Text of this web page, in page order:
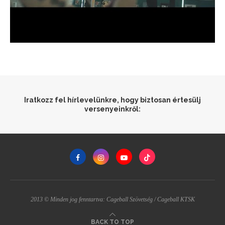
Iratkozz fel hírlevelünkre, hogy biztosan értesülj
versenyeinkről:
2013 © Minden jog fenntartva: Cageball Szövetség / Cageball KTSK
BACK TO TOP